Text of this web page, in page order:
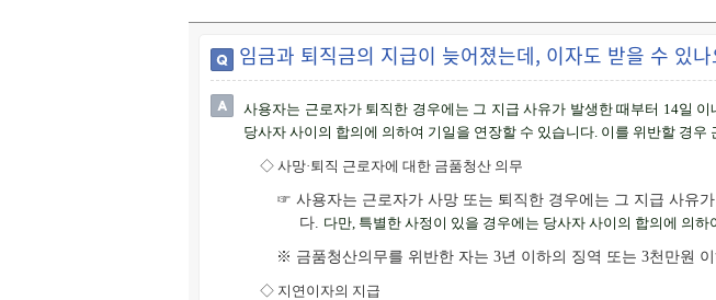
임금과 퇴직금의 지급이 늦어졌는데, 이자도 받을 수 있나
사용자는 근로자가 퇴직한 경우에는 그 지급 사유가 발생한 때부터 14일 이
당사자 사이의 합의에 의하여 기일을 연장할 수 있습니다. 이를 위반할 경우
◇ 사망·퇴직 근로자에 대한 금품청산 의무
☞ 사용자는 근로자가 사망 또는 퇴직한 경우에는 그 지급 사유
다. 다만, 특별한 사정이 있을 경우에는 당사자 사이의 합의에 의
※ 금품청산의무를 위반한 자는 3년 이하의 징역 또는 3천만원
◇ 지연이자의 지급